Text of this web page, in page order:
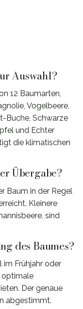
Auswahl?
12 Baumarten,
Vogelbeere,
Buche, Schwarze
und Echter
die klimatischen
Übergabe?
Baum in der Regel
Kleinere
sind
des Baumes?
im Frühjahr oder
optimale
Der genaue
abgestimmt.